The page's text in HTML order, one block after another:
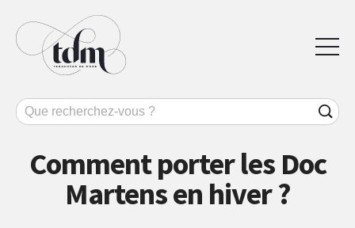
Comment porter les Doc
Martens en hiver ?